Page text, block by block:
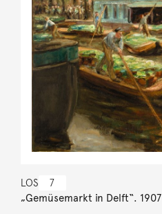
LOS 7
„Gemüsemarkt in Delft“. 1907